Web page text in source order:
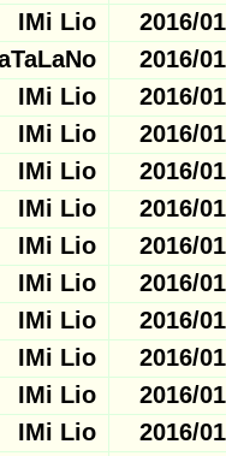
IMi Lio
IMi Lio
IMi Lio
IMi Lio
IMi Lio
IMi Lio
IMi Lio
IMi Lio
IMi Lio
IMi Lio
IMi Lio